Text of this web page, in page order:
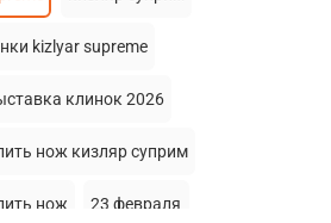
kizlyar supreme
клинок 2026
нож кизляр суприм
нож 23 февраля